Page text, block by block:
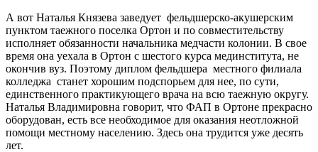
А вот Наталья Князева заведует фельдшерско-акушерским
пунктом таежного поселка Ортон и по совместительству
исполняет обязанности начальника медчасти колонии. В свое
время она уехала в Ортон с шестого курса мединститута, не
окончив вуз. Поэтому диплом фельдшера местного филиала
колледжа станет хорошим подспорьем для нее, по сути,
единственного практикующего врача на всю таежную округу.
Наталья Владимировна говорит, что ФАП в Ортоне прекрасно
оборудован, есть все необходимое для оказания неотложной
помощи местному населению. Здесь она трудится уже десять
лет.